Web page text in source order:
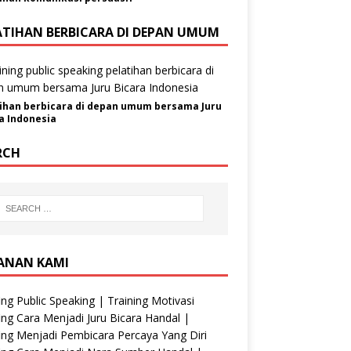
BERBICARA DI DEPAN UMUM
berbicara di depan umum bersama Juru
Indonesia
KAMI
Public Speaking | Training Motivasi
Cara Menjadi Juru Bicara Handal |
Menjadi Pembicara Percaya Yang Diri